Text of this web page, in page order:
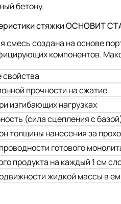
бетону.
стяжки ОСНОВИТ
смесь создана на основе
компонентов.
свойства
прочности на сжатие
изгибающих нагрузках
(сила сцепления с
толщины нанесения за
готового
продукта на каждый 1 см
жидкой массы в